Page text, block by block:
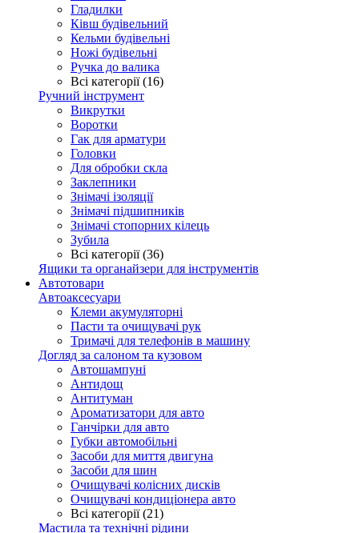
Гладилки
Ківш будівельний
Кельми будівельні
Ножі будівельні
Ручка до валика
Всі категорії (16)
Ручний інструмент
Викрутки
Воротки
Гак для арматури
Головки
Для обробки скла
Заклепники
Знімачі ізоляції
Знімачі підшипників
Знімачі стопорних кілець
Зубила
Всі категорії (36)
Ящики та органайзери для інструментів
Автотовари
Автоаксесуари
Клеми акумуляторні
Пасти та очищувачі рук
Тримачі для телефонів в машину
Догляд за салоном та кузовом
Автошампуні
Антидощ
Антитуман
Ароматизатори для авто
Ганчірки для авто
Губки автомобільні
Засоби для миття двигуна
Засоби для шин
Очищувачі колісних дисків
Очищувачі кондиціонера авто
Всі категорії (21)
Мастила та технічні рідини